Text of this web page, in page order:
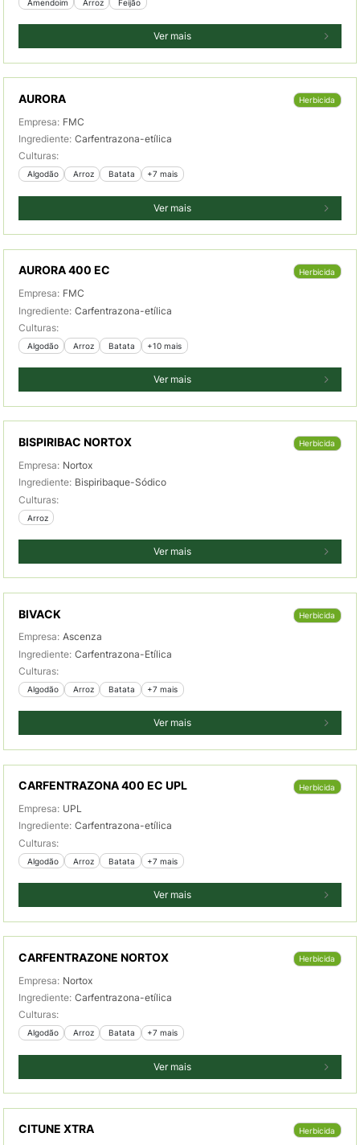
Amendoim Arroz Feijão
Ver mais
AURORA Herbicida
Empresa: FMC
Ingrediente: Carfentrazona-etílica
Culturas:
Algodão Arroz Batata +7 mais
Ver mais
AURORA 400 EC Herbicida
Empresa: FMC
Ingrediente: Carfentrazona-etílica
Culturas:
Algodão Arroz Batata +10 mais
Ver mais
BISPIRIBAC NORTOX Herbicida
Empresa: Nortox
Ingrediente: Bispiribaque-Sódico
Culturas:
Arroz
Ver mais
BIVACK Herbicida
Empresa: Ascenza
Ingrediente: Carfentrazona-Etílica
Culturas:
Algodão Arroz Batata +7 mais
Ver mais
CARFENTRAZONA 400 EC UPL Herbicida
Empresa: UPL
Ingrediente: Carfentrazona-etílica
Culturas:
Algodão Arroz Batata +7 mais
Ver mais
CARFENTRAZONE NORTOX Herbicida
Empresa: Nortox
Ingrediente: Carfentrazona-etílica
Culturas:
Algodão Arroz Batata +7 mais
Ver mais
CITUNE XTRA Herbicida